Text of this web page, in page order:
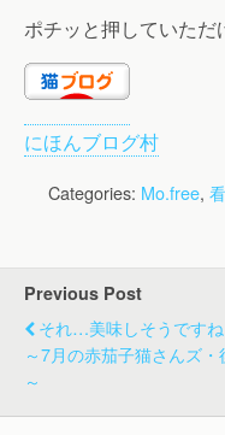
ポチッと押していただ
にほんブログ村
Categories: Mo.free,
Previous Post
それ…美味しそうです
～7月の赤茄子猫さんズ・
～